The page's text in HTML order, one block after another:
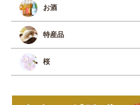
お酒
特産品
桜